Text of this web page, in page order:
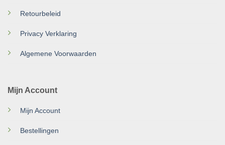
Retourbeleid
Privacy Verklaring
Algemene Voorwaarden
Mijn Account
Mijn Account
Bestellingen